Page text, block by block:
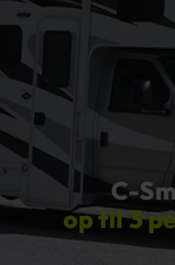
C-
op til 3